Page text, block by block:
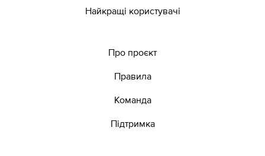
Найкращі користувачі
Про проєкт
Правила
Команда
Підтримка